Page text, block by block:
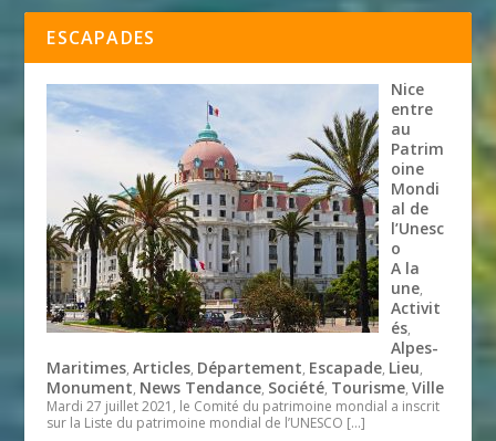
ESCAPADES
Nice
entre
au
Patrim
oine
Mondi
al de
l’Unesc
o
A la
une,
Activit
és,
Alpes-
Maritimes,Articles, Département, Escapade, Lieu,
Monument, News Tendance, Société, Tourisme,Ville
Mardi 27 juillet 2021, le Comité du patrimoine mondial a inscrit
sur la Liste du patrimoine mondial de l’UNESCO […]